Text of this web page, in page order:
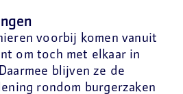
voorbij komen vanuit
om toch met elkaar in
blijven ze de
rondom burgerzaken